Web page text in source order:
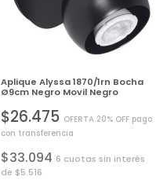
Aplique Alyssa 1870/1rn Bocha
Ø9cm Negro Movil Negro
$26.475 OFERTA 20% OFF pago
con transferencia
$33.094 6 cuotas sin interés
de $5.516